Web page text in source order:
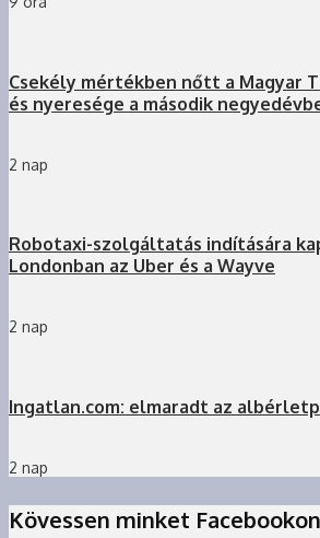
Csekély mértékben nőtt a Magyar
és nyeresége a második
2 nap
Robotaxi-szolgáltatás indítására
Londonban az Uber és a Wayve
2 nap
Ingatlan.com: elmaradt az
2 nap
Kövessen minket